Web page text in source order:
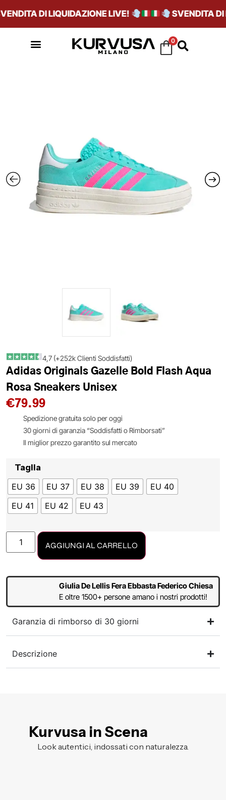
DI LIQUIDAZIONE LIVE! SVENDITA DI
0
4,7 (+252k Clienti Soddisfatti)
Adidas Originals Gazelle Bold Flash Aqua
Rosa Sneakers Unisex
€79.99
Spedizione gratuita solo per oggi
30 giorni di garanzia “Soddisfatti o Rimborsati”
Il miglior prezzo garantito sul mercato
Taglia
EU 36
EU 37 EU 38 EU 39
EU 40
EU 41
EU 42 EU 43
AGGIUNGI AL CARRELLO
Giulia De Lellis Fera Ebbasta Federico Chiesa
E oltre 1500+ persone amano i nostri prodotti!
Garanzia di rimborso di 30 giorni
Descrizione
Kurvusa in Scena
Look autentici, indossati con naturalezza.